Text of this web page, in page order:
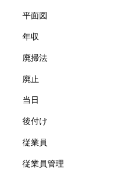
平面図
年収
廃掃法
廃止
当日
後付け
従業員
従業員管理